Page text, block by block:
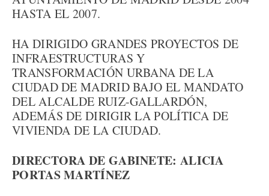
HASTA EL 2007.
HA DIRIGIDO GRANDES PROYECTOS DE
INFRAESTRUCTURAS Y
TRANSFORMACIÓN URBANA DE LA
CIUDAD DE MADRID BAJO EL MANDATO
DEL ALCALDE RUIZ-GALLARDÓN,
ADEMÁS DE DIRIGIR LA POLÍTICA DE
VIVIENDA DE LA CIUDAD.
DIRECTORA DE GABINETE: ALICIA
PORTAS MARTÍNEZ